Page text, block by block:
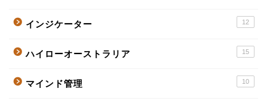
インジケーター 12
ハイローオーストラリア 15
マインド管理 10